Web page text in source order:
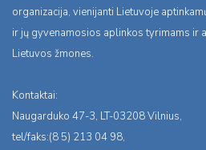
organizacija, vienijanti Lietuvoje
ir jų gyvenamosios aplinkos tyrimams ir
Lietuvos žmones.
Kontaktai:
Naugarduko 47-3, LT-03208 Vilnius,
tel/faks:(8 5) 213 04 98,